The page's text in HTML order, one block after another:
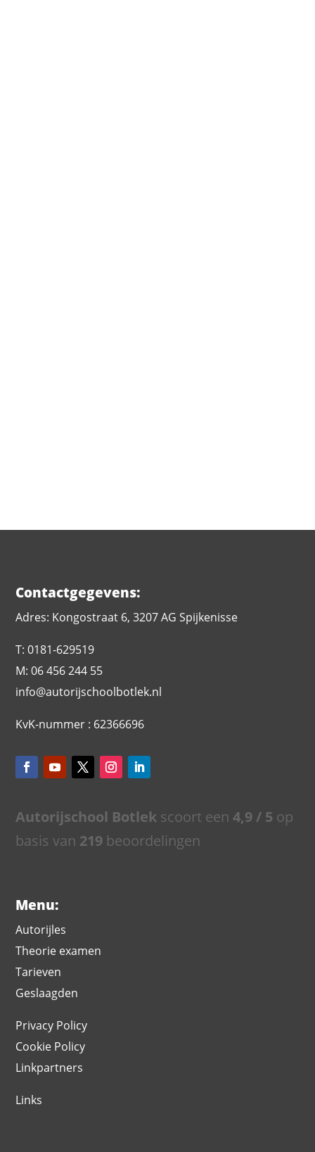
Contactgegevens:
Adres: Kongostraat 6, 3207 AG Spijkenisse
T: 0181-629519
M: 06 456 244 55
info@autorijschoolbotlek.nl
KvK-nummer : 62366696
Autorijschool Botlek scoort een4,9 / 5 op
basis van 219 beoordelingen
Menu:
Autorijles
Theorie examen
Tarieven
Geslaagden
Privacy Policy
Cookie Policy
Linkpartners
Links